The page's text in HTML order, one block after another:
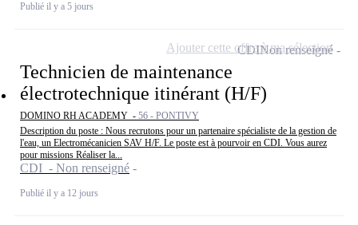
Publié il y a 5 jours
Technicien de maintenance
électrotechnique itinérant (H/F)
DOMINO RH ACADEMY - 56 - PONTIVY
Description du poste : Nous recrutons pour un partenaire spécialiste de la gestion de
l'eau, un Electromécanicien SAV H/F. Le poste est à pourvoir en CDI. Vous aurez
pour missions Réaliser la...
CDI - Non renseigné
Publié il y a 12 jours
CDINon renseigné
Ajouter cette offre à ma sélection